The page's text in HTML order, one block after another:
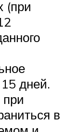
(при
дней.
в